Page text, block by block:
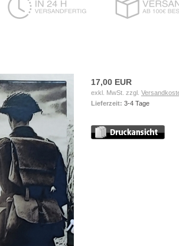
17,00 EUR
exkl. MwSt. zzgl.
Lieferzeit: 3-4 Tage